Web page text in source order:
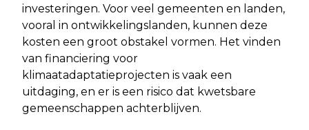
investeringen. Voor veel gemeenten en landen,
vooral in ontwikkelingslanden, kunnen deze
kosten een groot obstakel vormen. Het vinden
van financiering voor
klimaatadaptatieprojecten is vaak een
uitdaging, en er is een risico dat kwetsbare
gemeenschappen achterblijven.